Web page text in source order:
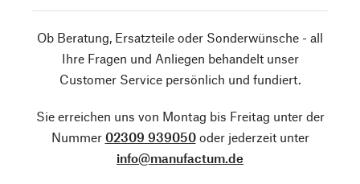
Ob Beratung, Ersatzteile oder Sonderwünsche - all
Ihre Fragen und Anliegen behandelt unser
Customer Service persönlich und fundiert.
Sie erreichen uns von Montag bis Freitag unter der
Nummer 02309 939050oder jederzeit unter
info@manufactum.de